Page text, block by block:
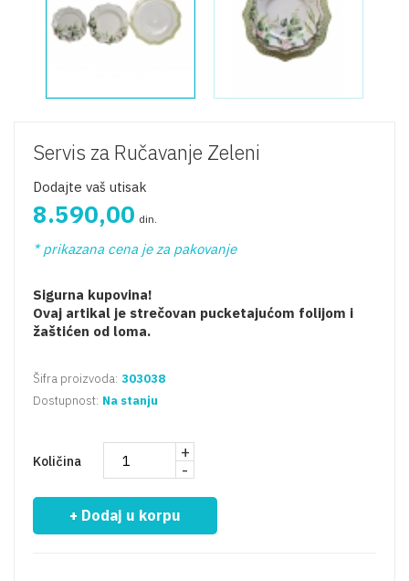
Servis za Ručavanje Zeleni
Dodajte vaš utisak
8.590,00 din.
* prikazana cena je za pakovanje
Sigurna kupovina!
Ovaj artikal je strečovan pucketajućom folijom i
žaštićen od loma.
Šifra proizvoda: 303038
Dostupnost: Na stanju
Količina
+
-
+ Dodaj u korpu